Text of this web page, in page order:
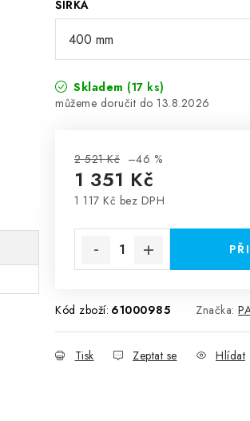
ŠÍŘKA
Skladem (17 ks)
13.8.2026
2 521 Kč –46 %
1 351 Kč
1 117 Kč bez DPH
Kód zboží: 61000985 Značka:
Tisk Zeptat se Hlídat